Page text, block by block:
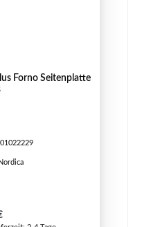
Forno Seitenplatte
01022229
Nordica
Preis: